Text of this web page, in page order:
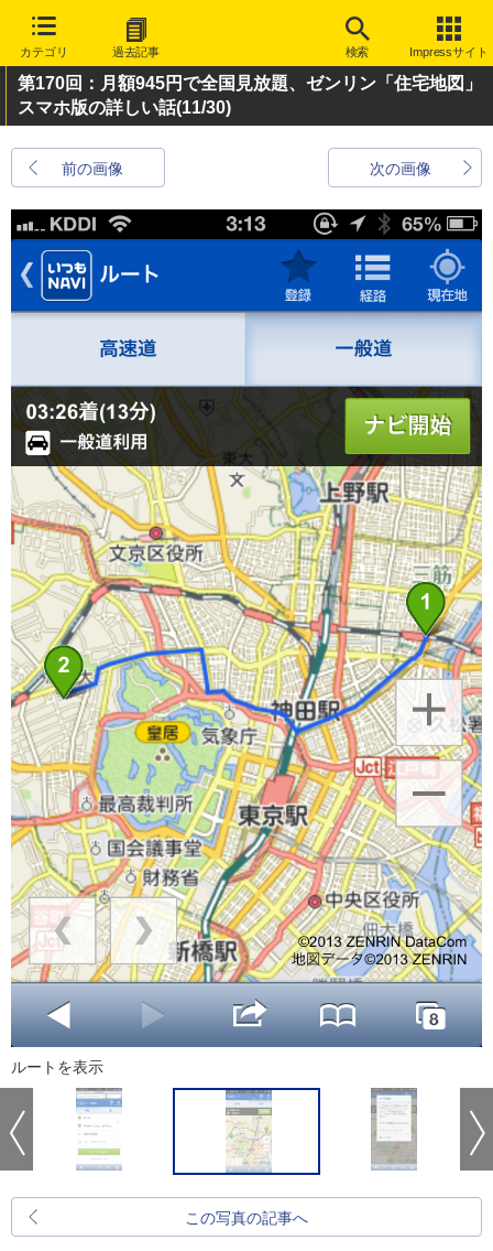
カテゴリ 過去記事 検索 Impressサイト
第170回：月額945円で全国見放題、ゼンリン「住宅地図」
スマホ版の詳しい話(11/30)
前の画像 次の画像
ルートを表示
この写真の記事へ